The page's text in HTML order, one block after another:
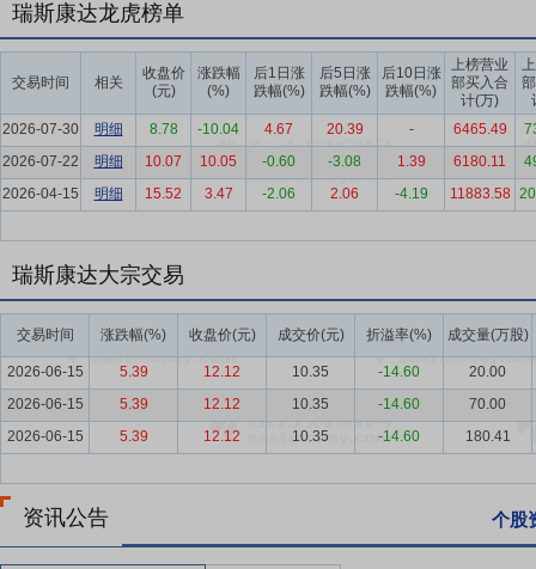
PON终端产品。数通产品广泛应用于电信运营商和各行业的城域网、
要点7：信息通信业
2025年，面对复杂形势和多重挑战，我国通信
四五”规划圆满收官。这一年，国家高度重视信息通信行业，出台了
业向新向优的底气不断增强，展现出强大活力：5G-A规模部署，算
走向经济民生。在技术创新突破、基础设施升级、产业结构优化与高
质量发展新阶段，数字技术与实体经济的融合将向更深层次延伸，赋
要点8：稳定的研发投入和深厚的技术积淀
通信设备研发制造是典型
享，全面打造和提升公司在光通信业务领域的技术布局和能力建设。
要点9：完整的产品结构和解决方案能力
公司在光通信领域具备深厚
案覆盖了主要市场应用，形成了超过3000余种产品可满足不同客户
烈的市场环境中，始终具备持续的竞争力。
要点10：完善的营销网络和快速响应的服务体系
公司在全国所有省
业处于领先地位。同时，公司技术服务形成“区域办事处——技术委员
制、技术服务和现场培训等方式，为客户提供全方位的技术服务与支持
股份有限公司2022年限制性股票激励计划(草案)》(以下简称“《激励
瑞斯康达龙虎榜单
交易时间 相关
收盘价
(元)
涨跌幅
(%)
后1日涨
跌幅(%)
后5日涨
跌幅(%)
后10日涨
跌幅(%)
上榜营业
部买入合
计(万)
2026-07-30
明细 8.78 -10.04 4.67 20.39 - 6465.49
2026-07-22
明细 10.07 10.05 -0.60 -3.08 1.39 6180.11
2026-04-15
明细 15.52 3.47 -2.06 2.06 -4.19 11883.58
瑞斯康达大宗交易
交易时间 涨跌幅(%) 收盘价(元) 成交价(元) 折溢率(%) 成交量(万股)
2026-06-15 5.39 12.12 10.35 -14.60
20.00
2026-06-15
5.39 12.12 10.35 -14.60
70.00
2026-06-15
5.39 12.12 10.35 -14.60 180.41
资讯公告 个股